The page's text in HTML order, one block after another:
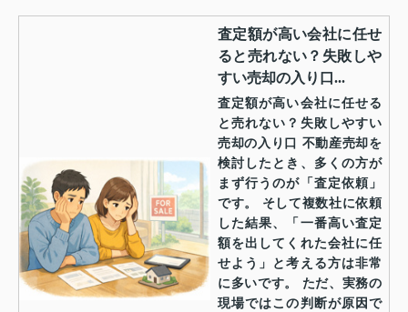
査定額が高い会社に任せ
ると売れない？失敗しや
すい売却の入り口...
査定額が高い会社に任せる
と売れない？失敗しやすい
売却の入り口 不動産売却を
検討したとき、多くの方が
まず行うのが「査定依頼」
です。 そして複数社に依頼
した結果、「一番高い査定
額を出してくれた会社に任
せよう」と考える方は非常
に多いです。 ただ、実務の
現場ではこの判断が原因で